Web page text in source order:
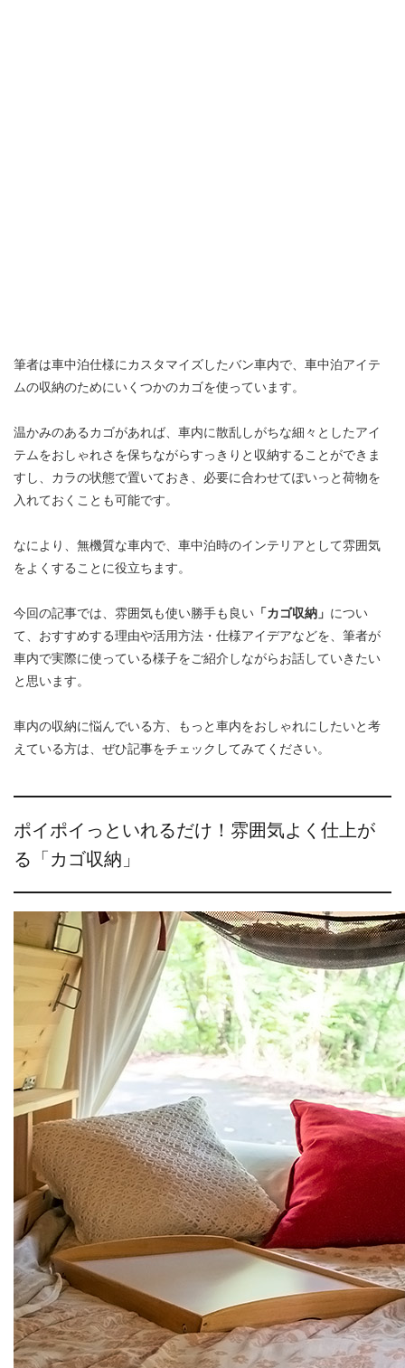
筆者は車中泊仕様にカスタマイズしたバン車内で、車中泊アイテ
ムの収納のためにいくつかのカゴを使っています。
温かみのあるカゴがあれば、車内に散乱しがちな細々としたアイ
テムをおしゃれさを保ちながらすっきりと収納することができま
すし、カラの状態で置いておき、必要に合わせてぽいっと荷物を
入れておくことも可能です。
なにより、無機質な車内で、車中泊時のインテリアとして雰囲気
をよくすることに役立ちます。
今回の記事では、雰囲気も使い勝手も良い 「カゴ収納」 につい
て、おすすめする理由や活用方法・仕様アイデアなどを、筆者が
車内で実際に使っている様子をご紹介しながらお話していきたい
と思います。
車内の収納に悩んでいる方、もっと車内をおしゃれにしたいと考
えている方は、ぜひ記事をチェックしてみてください。
ポイポイっといれるだけ！雰囲気よく仕上が
る「カゴ収納」